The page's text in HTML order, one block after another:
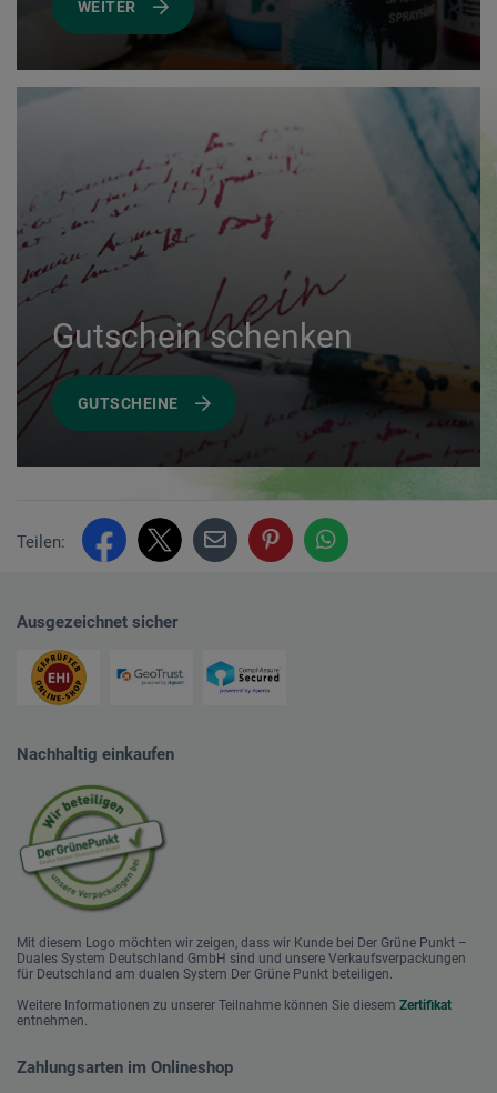
WEITER
Gutschein schenken
GUTSCHEINE
Teilen:
Ausgezeichnet sicher
Nachhaltig einkaufen
Mit diesem Logo möchten wir zeigen, dass wir Kunde bei Der Grüne Punkt –
Duales System Deutschland GmbH sind und unsere Verkaufsverpackungen
für Deutschland am dualen System Der Grüne Punkt beteiligen.
Weitere Informationen zu unserer Teilnahme können Sie diesem Zertifikat
entnehmen.
Zahlungsarten im Onlineshop